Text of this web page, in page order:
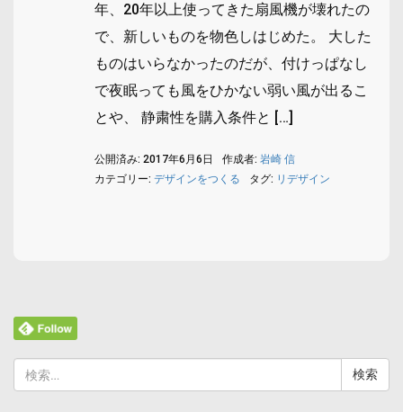
年、20年以上使ってきた扇風機が壊れたの
で、新しいものを物色しはじめた。 大した
ものはいらなかったのだが、付けっぱなし
で夜眠っても風をひかない弱い風が出るこ
とや、 静粛性を購入条件と […]
公開済み: 2017年6月6日 作成者: 岩崎 信
カテゴリー: デザインをつくる タグ: リデザイン
検
索: